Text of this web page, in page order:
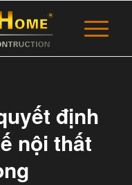
định
nội thất